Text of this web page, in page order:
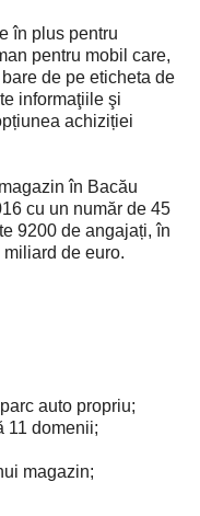
în plus pentru
pentru mobil care,
de pe eticheta de
informaţiile şi
achiziției
în Bacău
cu un număr de 45
9200 de angajați, în
de euro.
auto propriu;
11 domenii;
magazin;